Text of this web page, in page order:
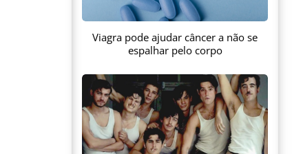
Viagra pode ajudar câncer a não se
espalhar pelo corpo